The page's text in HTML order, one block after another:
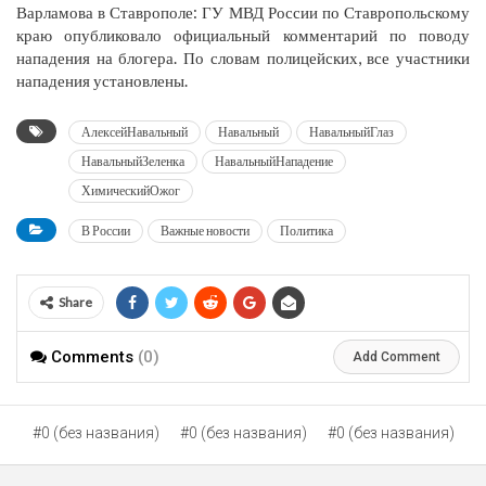
Варламова в Ставрополе: ГУ МВД России по Ставропольскому
краю опубликовало официальный комментарий по поводу
нападения на блогера. По словам полицейских, все участники
нападения установлены.
АлексейНавальный Навальный
НавальныйГлаз
НавальныйЗеленка
НавальныйНападение
ХимическийОжог
В России Важные новости Политика
Share
Comments (0) Add Comment
#0 (без названия) #0 (без названия) #0 (без названия)